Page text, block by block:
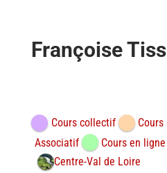
Françoise
Cours collectif
Associatif
Cours en ligne
Centre-Val de Loire